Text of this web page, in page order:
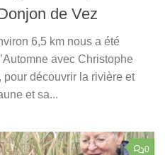
de Vez
6,5 km nous a été
avec Christophe
pour découvrir la rivière et
et sa...
0